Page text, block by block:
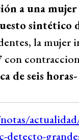
a una
sintético
la
con
de seis